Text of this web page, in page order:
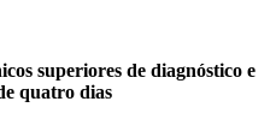
superiores de diagnóstico e
quatro dias